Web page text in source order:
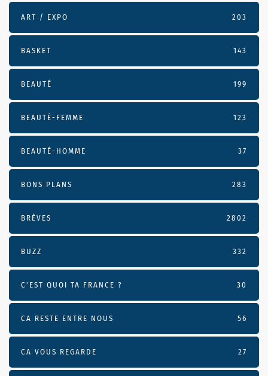
ART / EXPO 203
BASKET 143
BEAUTÉ 199
BEAUTÉ-FEMME 123
BEAUTÉ-HOMME 37
BONS PLANS 283
BRÈVES 2802
BUZZ 332
C'EST QUOI TA FRANCE ? 30
CA RESTE ENTRE NOUS 56
CA VOUS REGARDE 27